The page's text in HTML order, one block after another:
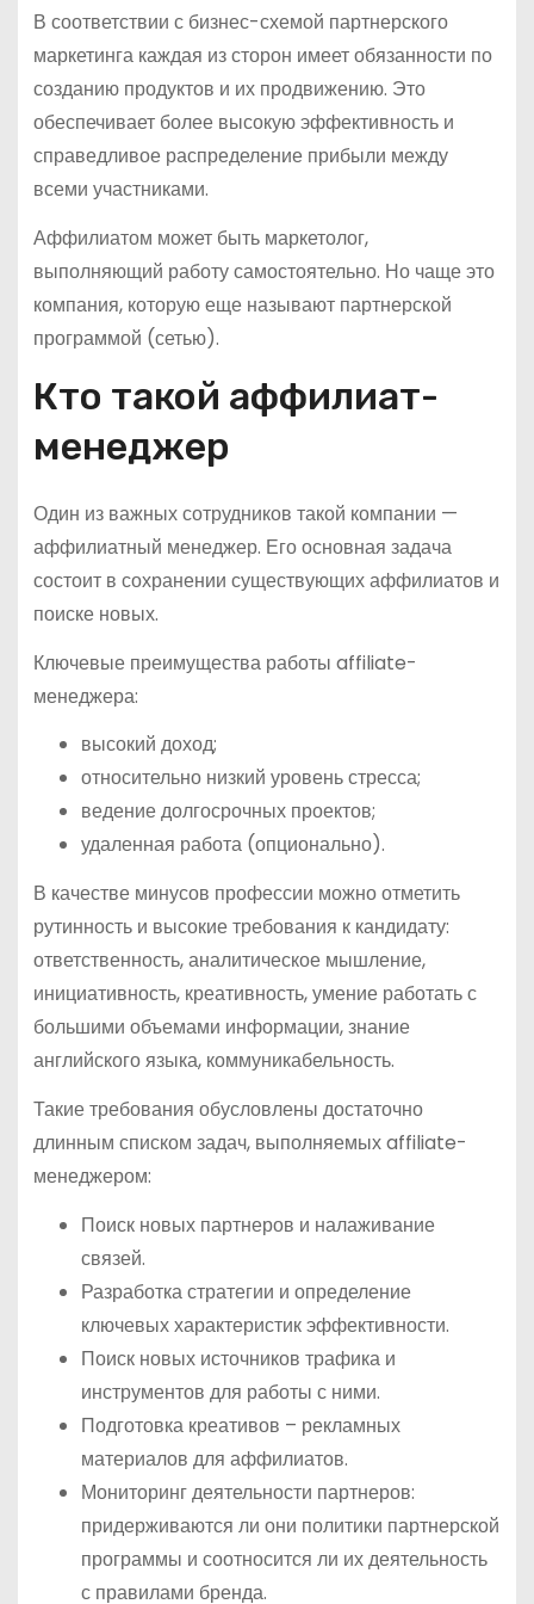
В соответствии с бизнес-схемой партнерского
маркетинга каждая из сторон имеет обязанности по
созданию продуктов и их продвижению. Это
обеспечивает более высокую эффективность и
справедливое распределение прибыли между
всеми участниками.
Аффилиатом может быть маркетолог,
выполняющий работу самостоятельно. Но чаще это
компания, которую еще называют партнерской
программой (сетью).
Кто такой аффилиат-
менеджер
Один из важных сотрудников такой компании —
аффилиатный менеджер. Его основная задача
состоит в сохранении существующих аффилиатов и
поиске новых.
Ключевые преимущества работы affiliate-
менеджера:
высокий доход;
относительно низкий уровень стресса;
ведение долгосрочных проектов;
удаленная работа (опционально).
В качестве минусов профессии можно отметить
рутинность и высокие требования к кандидату:
ответственность, аналитическое мышление,
инициативность, креативность, умение работать с
большими объемами информации, знание
английского языка, коммуникабельность.
Такие требования обусловлены достаточно
длинным списком задач, выполняемых affiliate-
менеджером:
Поиск новых партнеров и налаживание
связей.
Разработка стратегии и определение
ключевых характеристик эффективности.
Поиск новых источников трафика и
инструментов для работы с ними.
Подготовка креативов – рекламных
материалов для аффилиатов.
Мониторинг деятельности партнеров:
придерживаются ли они политики партнерской
программы и соотносится ли их деятельность
с правилами бренда.